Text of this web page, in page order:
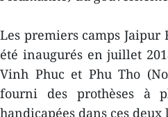
Les premiers camps Jaipur
été inaugurés en juillet
Vinh Phuc et Phu Tho
fourni des prothèses à
handicapées dans ces deux